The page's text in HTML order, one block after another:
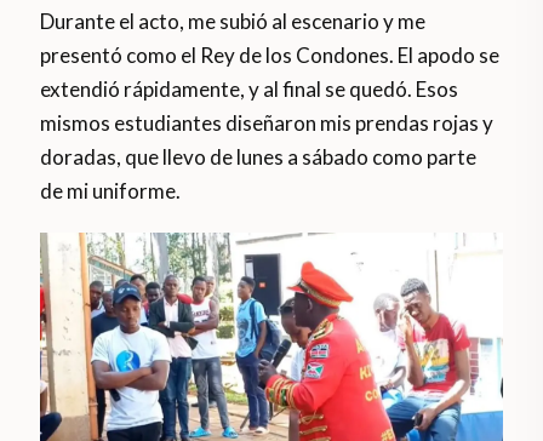
Durante el acto, me subió al escenario y me
presentó como el Rey de los Condones. El apodo se
extendió rápidamente, y al final se quedó. Esos
mismos estudiantes diseñaron mis prendas rojas y
doradas, que llevo de lunes a sábado como parte
de mi uniforme.